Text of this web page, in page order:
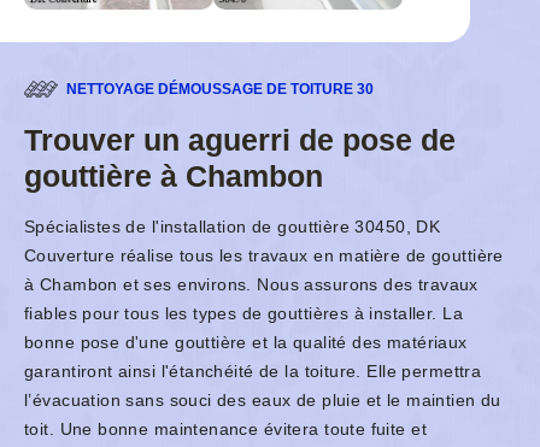
NETTOYAGE DÉMOUSSAGE DE TOITURE 30
Trouver un aguerri de pose de
gouttière à Chambon
Spécialistes de l'installation de gouttière 30450, DK
Couverture réalise tous les travaux en matière de gouttière
à Chambon et ses environs. Nous assurons des travaux
fiables pour tous les types de gouttières à installer. La
bonne pose d'une gouttière et la qualité des matériaux
garantiront ainsi l'étanchéité de la toiture. Elle permettra
l’évacuation sans souci des eaux de pluie et le maintien du
toit. Une bonne maintenance évitera toute fuite et